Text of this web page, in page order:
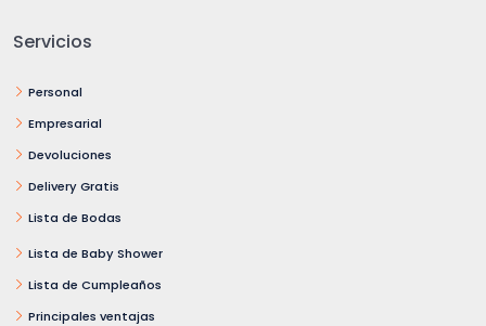
Servicios
Personal
Empresarial
Devoluciones
Delivery Gratis
Lista de Bodas
Lista de Baby Shower
Lista de Cumpleaños
Principales ventajas